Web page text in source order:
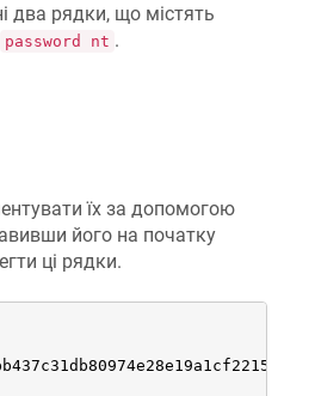
два рядки, що містять
password nt .
їх за допомогою
його на початку
ці рядки.